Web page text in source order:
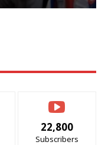
22,800
Subscribers